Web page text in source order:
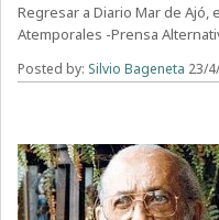
Regresar a Diario Mar de Ajó,
Atemporales -Prensa
Posted by: Silvio Bageneta 23/